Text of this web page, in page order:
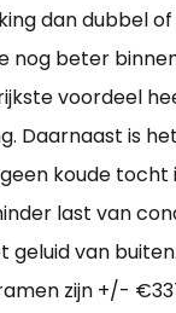
dan dubbel
nog beter
voordeel
Daarnaast is
koude tocht
last van
geluid van
zijn +/-